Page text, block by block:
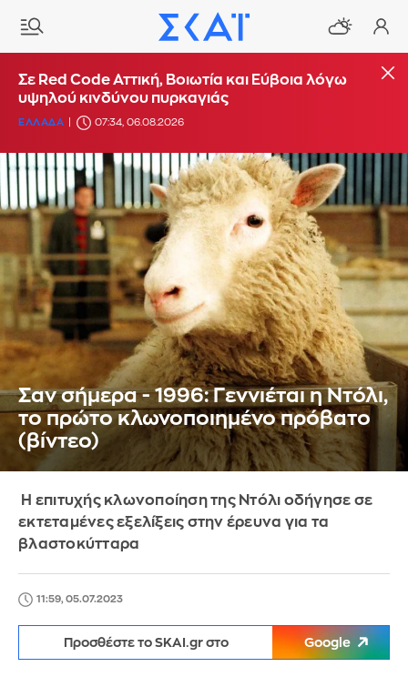
Σε Red Code Αττική, Βοιωτία και Εύβοια λόγω
υψηλού κινδύνου πυρκαγιάς
ΕΛΛΑΔΑ 07:34, 06.08.2026
Σαν σήμερα - 1996: Γεννιέται η Ντόλι,
το πρώτο κλωνοποιημένο πρόβατο
(βίντεο)
Η επιτυχής κλωνοποίηση της Ντόλι οδήγησε σε
εκτεταμένες εξελίξεις στην έρευνα για τα
βλαστοκύτταρα
11:59, 05.07.2023
Προσθέστε το SKAI.gr στο Google